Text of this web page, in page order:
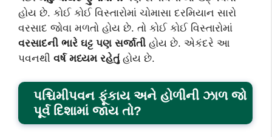
હોય છે. કોઈ કોઈ વિસ્તારોમાં ચોમાસા દરમિયાન સારો
વરસાદ જોવા મળતો હોય છે. તો કોઈ કોઈ વિસ્તારોમાં
વરસાદની ભારે ઘટ્ટ પણ સર્જાતી હોય છે. એકંદરે આ
પવનથી વર્ષ મધ્યમ રહેતુંહોય છે.
પશ્ચિમીપવન ફૂંકાય અને હોળીની ઝાળ જો
પૂર્વ દિશામાં જાય તો?